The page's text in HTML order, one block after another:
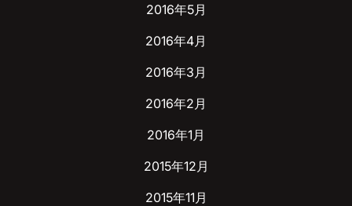
2016年5月
2016年4月
2016年3月
2016年2月
2016年1月
2015年12月
2015年11月